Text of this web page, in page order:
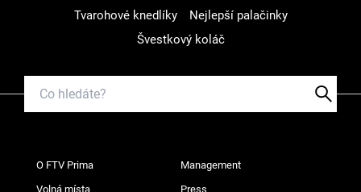
Tvarohové knedlíky
Nejlepší palačinky
Švestkový koláč
O FTV Prima Management
Volná místa Press